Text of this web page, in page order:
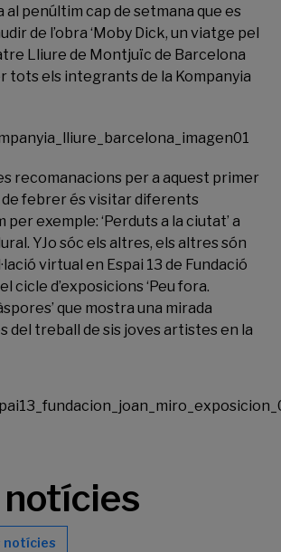
penúltim cap de setmana que es
de l’obra ‘Moby Dick, un viatge pel
Lliure de Montjuïc de Barcelona
tots els integrants de la Kompanyia
recomanacions per a aquest primer
de febrer és visitar diferents
exemple: ‘Perduts a la ciutat’ a
YJo sóc els altres, els altres són
virtual en Espai 13 de Fundació
cicle d’exposicions ‘Peu fora.
que mostra una mirada
del treball de sis joves artistes en la
notícies